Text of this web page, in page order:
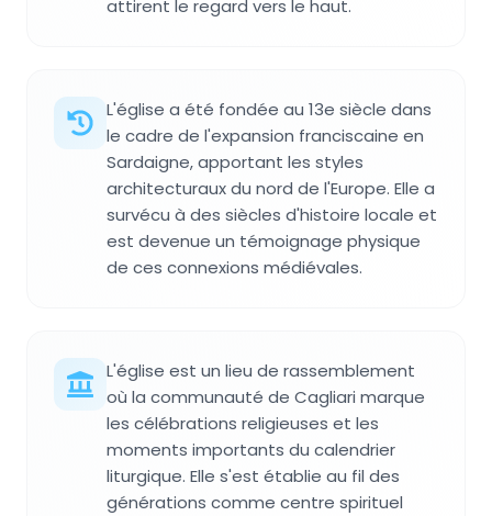
attirent le regard vers le haut.
L'église a été fondée au 13e siècle dans
le cadre de l'expansion franciscaine en
Sardaigne, apportant les styles
architecturaux du nord de l'Europe. Elle a
survécu à des siècles d'histoire locale et
est devenue un témoignage physique
de ces connexions médiévales.
L'église est un lieu de rassemblement
où la communauté de Cagliari marque
les célébrations religieuses et les
moments importants du calendrier
liturgique. Elle s'est établie au fil des
générations comme centre spirituel